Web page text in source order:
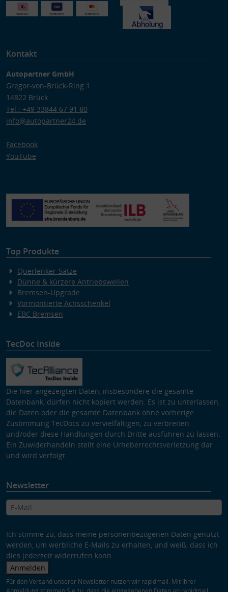
Kontakt
Autopartner GmbH
Gregor-von-Brück-Ring 1
14822 Brück
Tel.: +49 33844 67 91 80
info@autopartner24.de
Facebook
YouTube
Top Produkte
Querlenker-Sätze
Dünne & kürzere Antriebswellen
Bremsen-Upgrade
Vormontierte Achsschenkel
EBC Bremsen
TecDoc Inside
Die hier angezeigten Daten, insbesondere die gesamte
Datenbank, dürfen nicht kopiert werden. Es ist zu unterlassen,
die Daten oder die gesamte Datenbank ohne vorherige
Zustimmung TecDocs zu vervielfältigen, zu verbreiten
und/oder diese Handlungen durch Dritte ausführen zu lassen.
Ein Zuwiderhandeln stellt eine Urheberrechtsverletzung dar
und wird verfolgt.
Newsletter
Ich stimme zu, dass meine personenbezogenen Daten genutzt
werden, um werbliche E-Mails zu erhalten, und weiß, dass ich
dies jederzeit widerrufen kann.
Anmelden
Für den Versand unserer Newsletter nutzen wir rapidmail. Mit Ihrer